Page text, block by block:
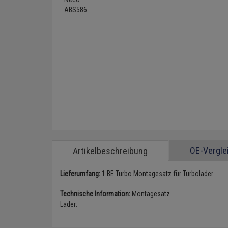
Artikelbeschreibung OE-
Lieferumfang: 1 BE Turbo Montagesatz für Turbolader
Technische Information: Montagesatz
Lader: